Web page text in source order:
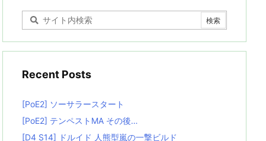
Recent Posts
[PoE2] ソーサラースタート
[PoE2] テンペストMA その後…
[D4 S14] ドルイド 人熊型嵐の一撃ビルド